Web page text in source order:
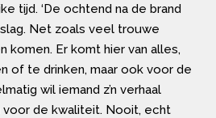
tijd. ‘De ochtend na de brand
Net zoals veel trouwe
komen. Er komt hier van alles,
of te drinken, maar ook voor de
wil iemand z’n verhaal
voor de kwaliteit. Nooit, echt